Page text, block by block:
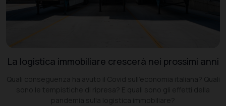
La logistica immobiliare crescerà nei prossimi anni
Quali conseguenza ha avuto il Covid sull’economia italiana? Quali
sono le tempistiche di ripresa? E quali sono gli effetti della
pandemia sulla logistica immobiliare?